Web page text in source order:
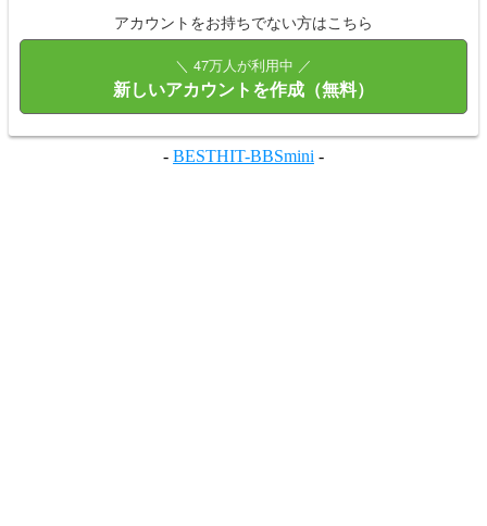
アカウントをお持ちでない方はこちら
＼ 47万人が利用中 ／
新しいアカウントを作成（無料）
- BESTHIT-BBSmini -